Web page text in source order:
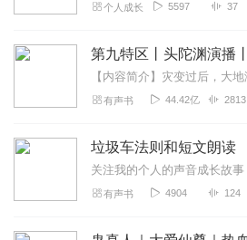
个人成长 5597 37
有声书 44.42亿 2813
垃圾车法则和短文朗读
有声书 4904 124